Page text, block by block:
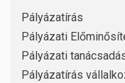
Pályázatírás
Pályázati
Pályázati
Pályázatírás